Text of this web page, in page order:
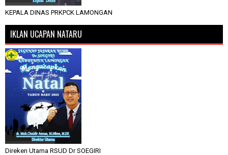
KEPALA DINAS PRKPCK LAMONGAN
IKLAN UCAPAN NATARU
Direken Utama RSUD Dr SOEGIRI